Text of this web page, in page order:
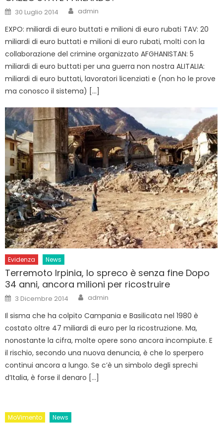
Posted
on
30 Luglio 2014 Author
admin
EXPO: miliardi di euro buttati e milioni di euro rubati TAV: 20
miliardi di euro buttati e milioni di euro rubati, molti con la
collaborazione del crimine organizzato AFGHANISTAN: 5
miliardi di euro buttati per una guerra non nostra ALITALIA:
miliardi di euro buttati, lavoratori licenziati e (non ho le prove
ma conosco il sistema) […]
Evidenza News
Terremoto Irpinia, lo spreco è senza fine Dopo
34 anni, ancora milioni per ricostruire
Posted
on
3 Dicembre 2014 Author
admin
Il sisma che ha colpito Campania e Basilicata nel 1980 è
costato oltre 47 miliardi di euro per la ricostruzione. Ma,
nonostante la cifra, molte opere sono ancora incompiute. E
il rischio, secondo una nuova denuncia, è che lo sperpero
continui ancora a lungo. Se c’è un simbolo degli sprechi
d’Italia, è forse il denaro […]
MoVimento News